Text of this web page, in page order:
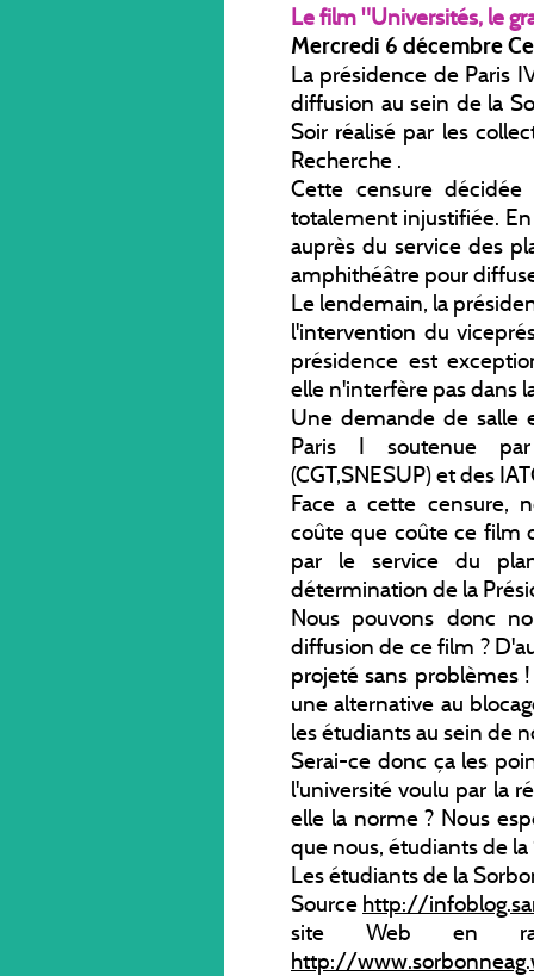
Le film "Universités, le
Mercredi 6 décembre
La présidence de Paris
diffusion au sein de la
Soir réalisé par les
Recherche .
Cette censure
totalement injustifiée.
auprès du service des
amphithéâtre pour
Le lendemain, la
l'intervention du
présidence est
elle n'interfère pas dans
Une demande de salle
Paris I soutenue
(CGT,SNESUP) et des
Face a cette censure,
coûte que coûte ce film
par le service du
détermination de la
Nous pouvons donc
diffusion de ce film ?
projeté sans problèmes
une alternative au
les étudiants au sein de
Serai-ce donc ça les
l'université voulu par la
elle la norme ? Nous
que nous, étudiants de
Les étudiants de la
Source http://
site Web en
http://